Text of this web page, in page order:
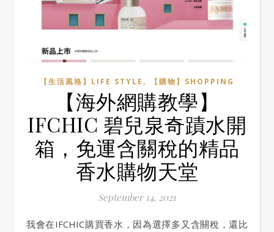
【生活風格】LIFE STYLE , 【購物】SHOPPING
【海外網購教學】
IFCHIC 碧兒泉奇蹟水開
箱，免運含關稅的精品
香水購物天堂
September 14, 2021
我會在IFCHIC購買香水，因為選擇多又含關稅，還比